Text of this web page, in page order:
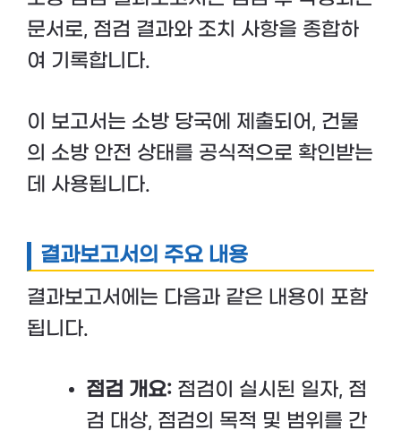
문서로, 점검 결과와 조치 사항을 종합하
여 기록합니다.
이 보고서는 소방 당국에 제출되어, 건물
의 소방 안전 상태를 공식적으로 확인받는
데 사용됩니다.
결과보고서의 주요 내용
결과보고서에는 다음과 같은 내용이 포함
됩니다.
점검 개요: 점검이 실시된 일자, 점
검 대상, 점검의 목적 및 범위를 간